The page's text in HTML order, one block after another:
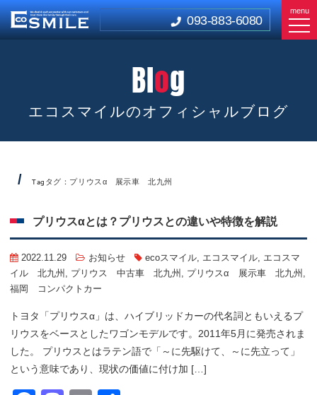
093-883-6080
menu
Blog
エコスマイルのオフィシャルブログ
Tag タグ：プリウスα 展示車 北九州
プリウスαとは？プリウスとの違いや特徴を解説
2022.11.29 お知らせ ecoスマイル エコスマイル
エコスマ
イル 北九州
プリウス 中古車 北九州 プリウスα 展示車 北九州
福岡 コンパクトカー
トヨタ「プリウスα」は、ハイブリッドカーの代名詞ともいえるプ
リウスをベースとしたワゴンモデルです。2011年5月に発売されま
した。 プリウスとはラテン語で「～に先駆けて、～に先立って」
という意味であり、現状の価値に付け加 […]